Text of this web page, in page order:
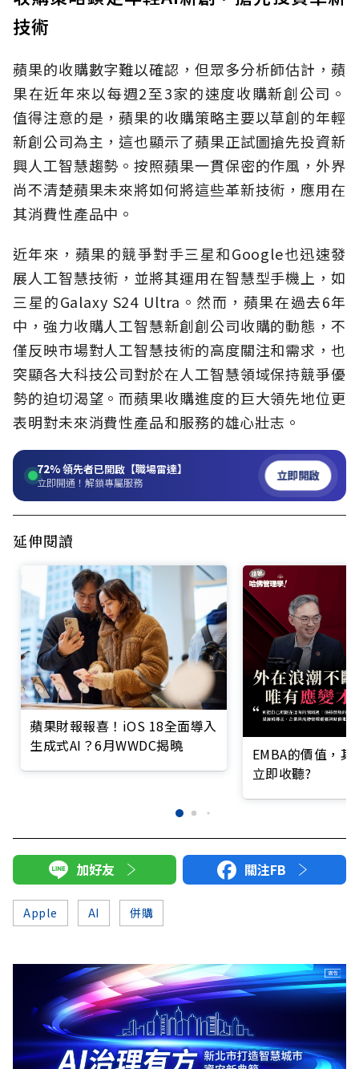
技術
蘋果的收購數字難以確認，但眾多分析師估計，蘋
果在近年來以每週2至3家的速度收購新創公司。
值得注意的是，蘋果的收購策略主要以草創的年輕
新創公司為主，這也顯示了蘋果正試圖搶先投資新
興人工智慧趨勢。按照蘋果一貫保密的作風，外界
尚不清楚蘋果未來將如何將這些革新技術，應用在
其消費性產品中。
近年來，蘋果的競爭對手三星和Google也迅速發
展人工智慧技術，並將其運用在智慧型手機上，如
三星的Galaxy S24 Ultra。然而，蘋果在過去6年
中，強力收購人工智慧新創創公司收購的動態，不
僅反映市場對人工智慧技術的高度關注和需求，也
突顯各大科技公司對於在人工智慧領域保持競爭優
勢的迫切渴望。而蘋果收購進度的巨大領先地位更
表明對未來消費性產品和服務的雄心壯志。
72%領先者已開啟【職場雷達】
立即開通！解鎖專屬服務 立即開啟
延伸閱讀
蘋果財報報喜！iOS 18全面導入
生成式AI？6月WWDC揭曉
EMBA的價值，
立即收聽?
加好友 關注FB
Apple AI 併購